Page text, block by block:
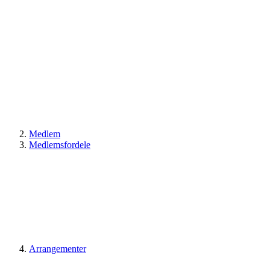
Medlem
Medlemsfordele
Arrangementer